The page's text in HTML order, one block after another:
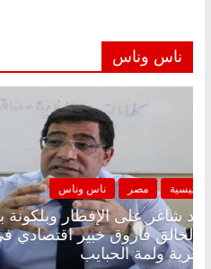
ناس وناس
الرئيسية مصر ناس وناس
مقعد شاغر على الإفطار
عبدالخالق فاروق خبير
الحرية ولمة الحبايب